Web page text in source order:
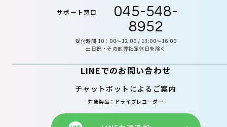
サポート窓口
045-548-
8952
受付時間 10：00～12:00 / 13:00～16:00
土日祝・その他弊社定休日を除く
LINEでのお問い合わせ
チャットボットによるご案内
対象製品：ドライブレコーダー